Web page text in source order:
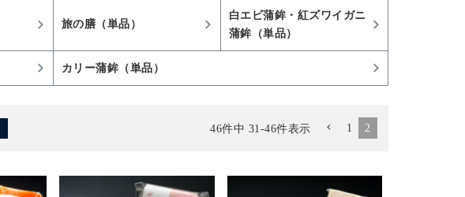
旅の膳（単品）
白エビ蒲鉾・紅ズワイガニ
蒲鉾（単品）
カリー蒲鉾（単品）
46件中 31-46件表示 1 2